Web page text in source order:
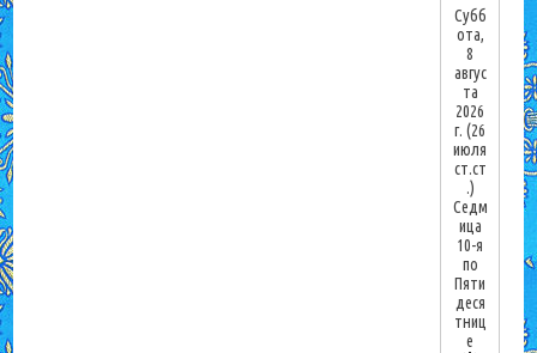
Субб
ота,
8
авгус
та
2026
г.(26
июля
ст.ст
.)
Седм
ица
10-я
по
Пяти
деся
тниц
е